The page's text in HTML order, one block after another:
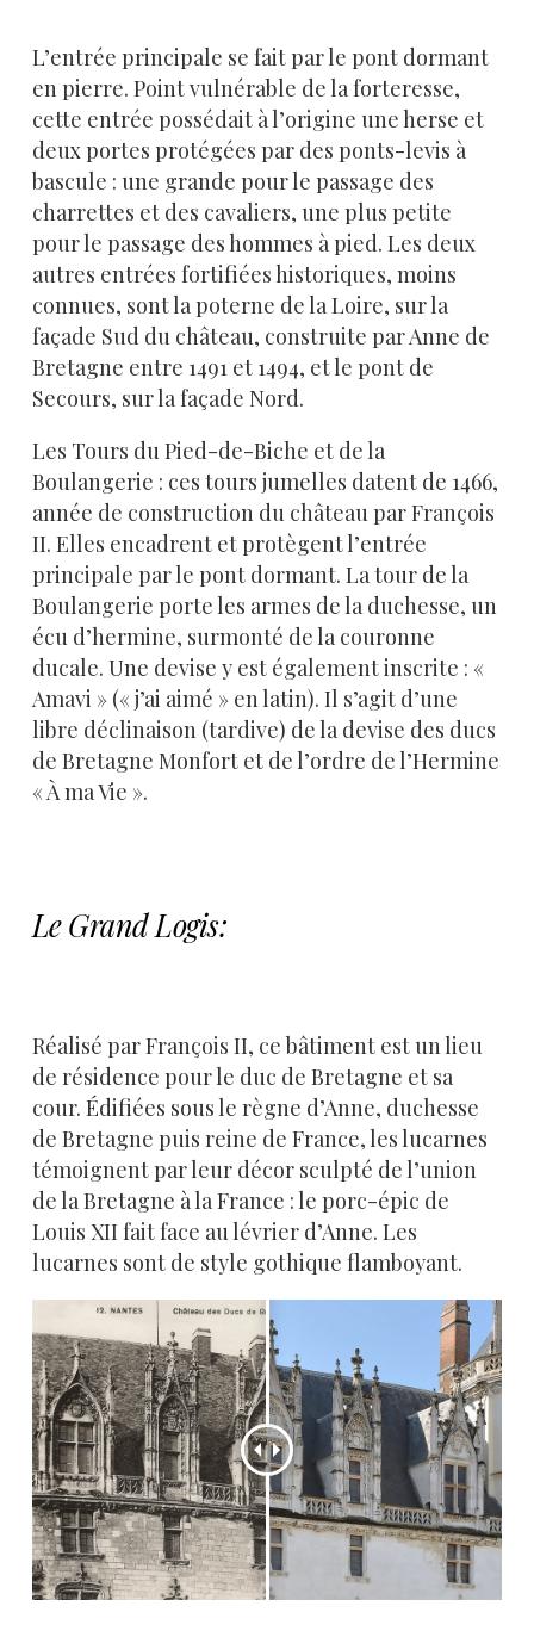
L’entrée principale se fait par le pont dormant
en pierre. Point vulnérable de la forteresse,
cette entrée possédait à l’origine une herse et
deux portes protégées par des ponts-levis à
bascule : une grande pour le passage des
charrettes et des cavaliers, une plus petite
pour le passage des hommes à pied. Les deux
autres entrées fortifiées historiques, moins
connues, sont la poterne de la Loire, sur la
façade Sud du château, construite par Anne de
Bretagne entre 1491 et 1494, et le pont de
Secours, sur la façade Nord.
Les Tours du Pied-de-Biche et de la
Boulangerie : ces tours jumelles datent de 1466,
année de construction du château par François
II. Elles encadrent et protègent l’entrée
principale par le pont dormant. La tour de la
Boulangerie porte les armes de la duchesse, un
écu d’hermine, surmonté de la couronne
ducale. Une devise y est également inscrite : «
Amavi » (« j’ai aimé » en latin). Il s’agit d’une
libre déclinaison (tardive) de la devise des ducs
de Bretagne Monfort et de l’ordre de l’Hermine
« À ma Vie ».
Le Grand Logis:
Réalisé par François II, ce bâtiment est un lieu
de résidence pour le duc de Bretagne et sa
cour. Édifiées sous le règne d’Anne, duchesse
de Bretagne puis reine de France, les lucarnes
témoignent par leur décor sculpté de l’union
de la Bretagne à la France : le porc-épic de
Louis XII fait face au lévrier d’Anne. Les
lucarnes sont de style gothique flamboyant.